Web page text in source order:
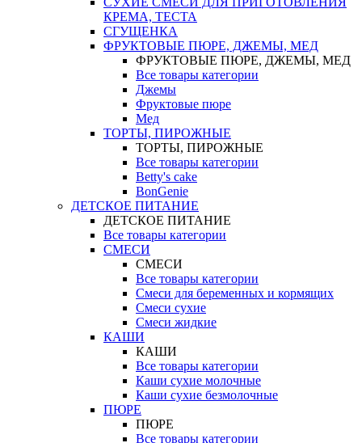
КРЕМА, ТЕСТА
СГУЩЕНКА
ФРУКТОВЫЕ ПЮРЕ, ДЖЕМЫ, МЕД
ФРУКТОВЫЕ ПЮРЕ, ДЖЕМЫ, МЕД
Все товары категории
Джемы
Фруктовые пюре
Мед
ТОРТЫ, ПИРОЖНЫЕ
ТОРТЫ, ПИРОЖНЫЕ
Все товары категории
Betty's cake
BonGenie
ДЕТСКОЕ ПИТАНИЕ
ДЕТСКОЕ ПИТАНИЕ
Все товары категории
СМЕСИ
СМЕСИ
Все товары категории
Смеси для беременных и кормящих
Смеси сухие
Смеси жидкие
КАШИ
КАШИ
Все товары категории
Каши сухие молочные
Каши сухие безмолочные
ПЮРЕ
ПЮРЕ
Все товары категории